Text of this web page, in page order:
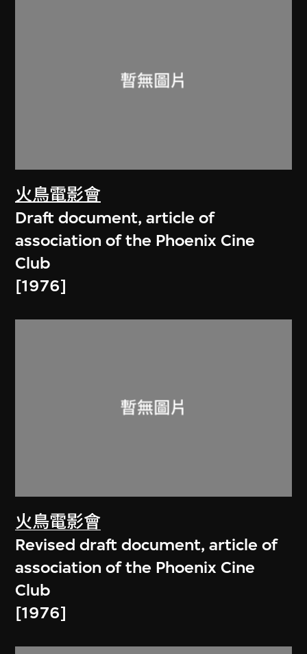
火鳥電影會
Draft document, article of
association of the Phoenix Cine
Club
[1976]
火鳥電影會
Revised draft document, article of
association of the Phoenix Cine
Club
[1976]